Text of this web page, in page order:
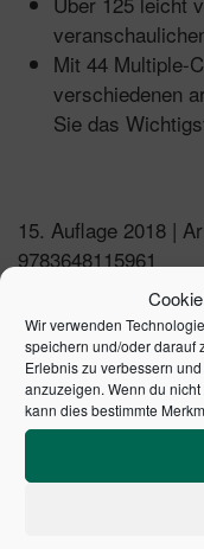
Wir verwenden
speichern und/oder darauf
Erlebnis zu verbessern
anzuzeigen. Wenn du
kann dies bestimmte
Mit 44 Multiple-
verschiedenen
Sie das
15. Auflage 2018 |
9783648115961
ÄHNLICHE